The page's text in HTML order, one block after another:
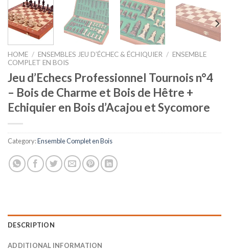
HOME / ENSEMBLES JEU D’ÉCHEC & ÉCHIQUIER / ENSEMBLE
COMPLET EN BOIS
Jeu d’Echecs Professionnel Tournois n°4
– Bois de Charme et Bois de Hêtre +
Echiquier en Bois d’Acajou et Sycomore
Category:Ensemble Complet en Bois
DESCRIPTION
ADDITIONAL INFORMATION